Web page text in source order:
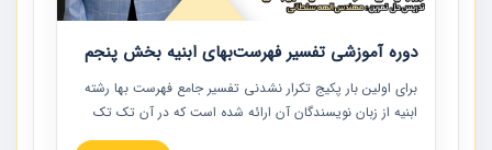
دوره آموزشی تفسیر فهرست‌بهای ابنیه بخش پنجم
برای اولین بار پکیج تکرار نشدنی تفسیر جامع فهرست بها رشته
ابنیه از زبان نویسندگان آن ارائه شده است که در آن تک تک
ردیف ها و مطالب فهرست بها تفسیر و ارائه شده است. این